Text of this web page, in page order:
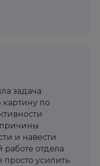
задача
по
и навести
отдела
усилить